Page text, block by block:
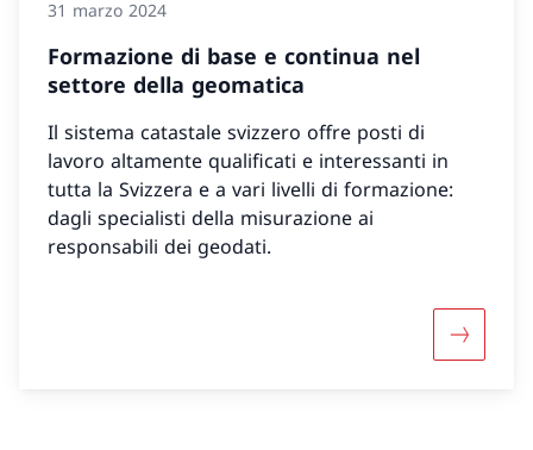
31 marzo 2024
Formazione di base e continua nel
settore della geomatica
Il sistema catastale svizzero offre posti di
lavoro altamente qualificati e interessanti in
tutta la Svizzera e a vari livelli di formazione:
dagli specialisti della misurazione ai
responsabili dei geodati.